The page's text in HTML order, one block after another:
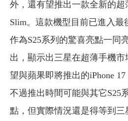
外，還有望推出一款全新的
Slim。這款機型目前已進入最
作為S25系列的驚喜亮點一同
出，顯示出三星在超薄手機
望與蘋果即將推出的iPhone 17
不過推出時間可能與其它S25
點，但實際情況還是得等到三